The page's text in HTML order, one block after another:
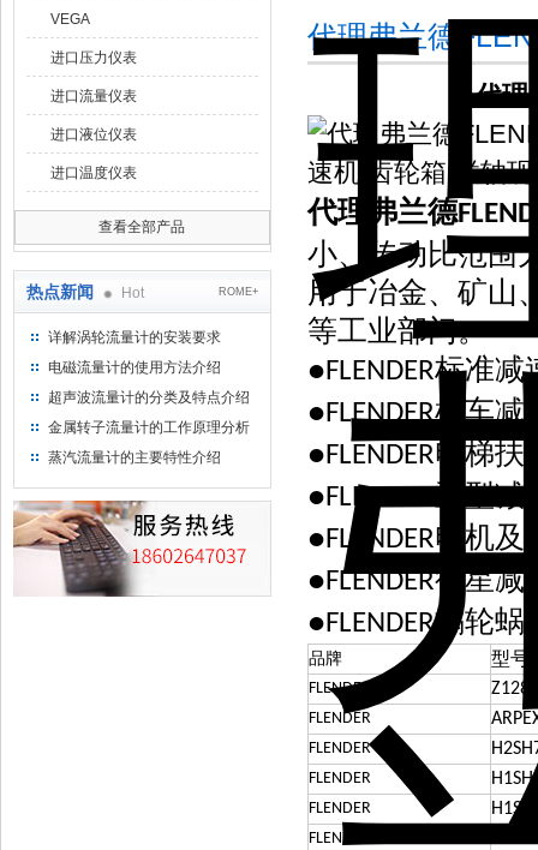
VEGA
进口压力仪表
进口流量仪表
进口液位仪表
进口温度仪表
查看全部产品
热点新闻 Hot ROME+
详解涡轮流量计的安装要求
电磁流量计的使用方法介绍
超声波流量计的分类及特点介绍
金属转子流量计的工作原理分析
蒸汽流量计的主要特性介绍
代理弗兰德
代理
代理弗兰德
小、传动比范围
用于冶金、矿山
等工业部门。
●FLENDER标准减
●FLENDER机车减
●FLENDER电梯扶
●FLENDER 重型减
●FLENDER电机及
●FLENDER行星减
●FLENDER蜗轮蜗
品牌 型号
FLENDER
FLENDER
FLENDER
FLENDER
FLENDER
FLENDER